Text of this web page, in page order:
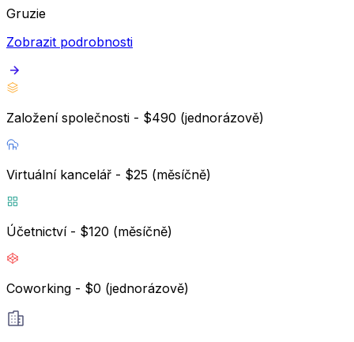
Gruzie
Zobrazit podrobnosti
Založení společnosti - $490 (jednorázově)
Virtuální kancelář - $25 (měsíčně)
Účetnictví - $120 (měsíčně)
Coworking - $0 (jednorázově)